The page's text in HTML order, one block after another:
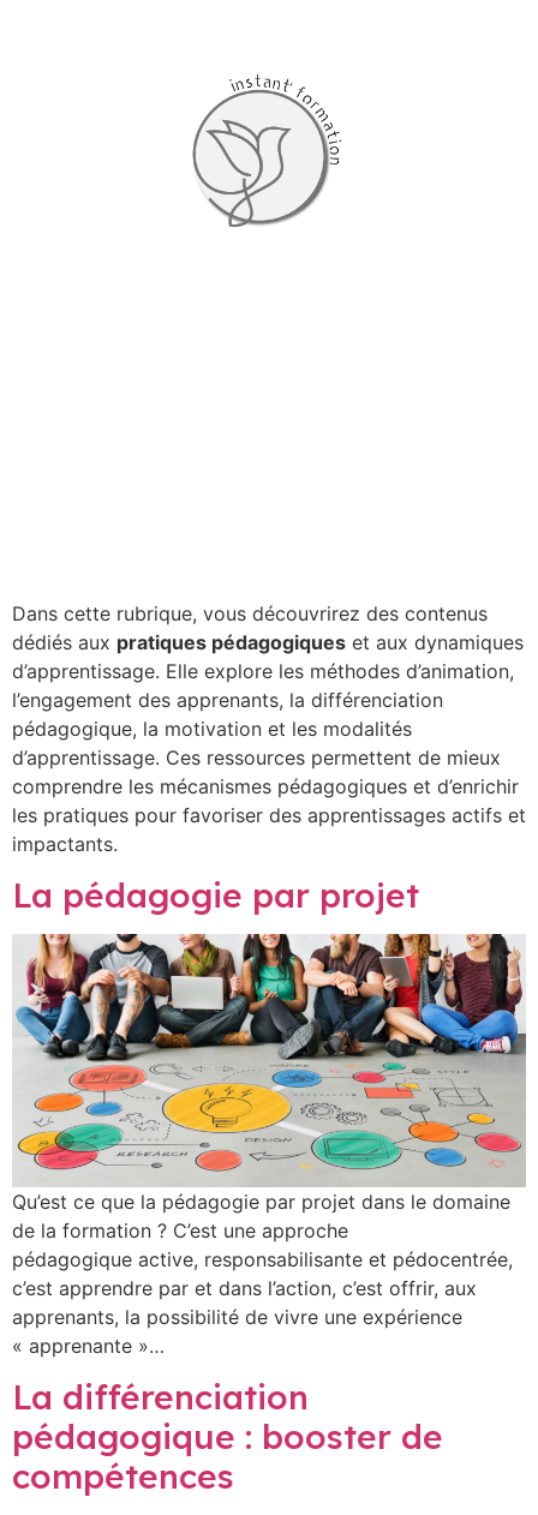
Dans cette rubrique, vous découvrirez des contenus
dédiés aux pratiques pédagogiques et aux dynamiques
d’apprentissage. Elle explore les méthodes d’animation,
l’engagement des apprenants, la différenciation
pédagogique, la motivation et les modalités
d’apprentissage. Ces ressources permettent de mieux
comprendre les mécanismes pédagogiques et d’enrichir
les pratiques pour favoriser des apprentissages actifs et
impactants.
La pédagogie par projet
Qu’est ce que la pédagogie par projet dans le domaine
de la formation ? C’est une approche
pédagogique active, responsabilisante et pédocentrée,
c’est apprendre par et dans l’action, c’est offrir, aux
apprenants, la possibilité de vivre une expérience
« apprenante »…
La différenciation
pédagogique : booster de
compétences